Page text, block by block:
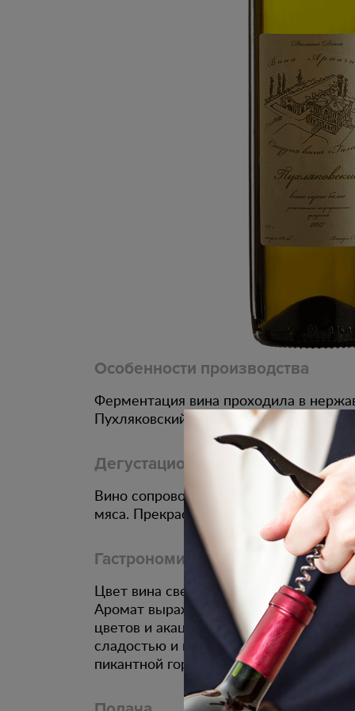
Особенности производства
Ферментация вина проходила в
Пухляковский - автохтонный донской
Дегустационные характеристики
Вино сопроводит блюда из донской
мяса. Прекрасно в паре с запечённой
Гастрономическое сочетание
Цвет вина светло-соломенный с
Аромат выраженный, сортовой, с
цветов и акации. Вкус гармоничный,
сладостью и при этом с приятной
пикантной горчинкой.